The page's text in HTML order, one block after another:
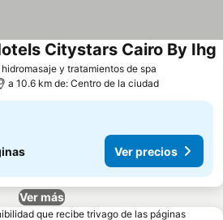
y tratamientos de spa
Citystars Cairo By Ihg
a 10.6 km de: Centro de la ciudad
Ver precios
Ver más
que recibe trivago de las páginas